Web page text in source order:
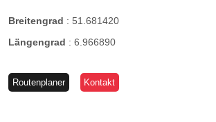
Breitengrad : 51.681420
Längengrad : 6.966890
Routenplaner Kontakt